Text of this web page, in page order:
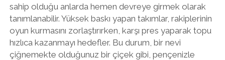
sahip olduğu anlarda hemen devreye girmek olarak
tanımlanabilir. Yüksek baskı yapan takımlar, rakiplerinin
oyun kurmasını zorlaştırırken, karşı pres yaparak topu
hızlıca kazanmayı hedefler. Bu durum, bir nevi
çiğnemekte olduğunuz bir çiçek gibi, pençenizle